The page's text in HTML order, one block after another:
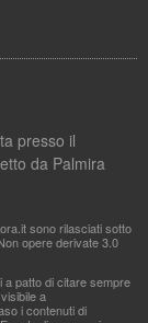
presso il
da Palmira
sono rilasciati sotto
opere derivate 3.0
a patto di citare sempre
a
i contenuti di